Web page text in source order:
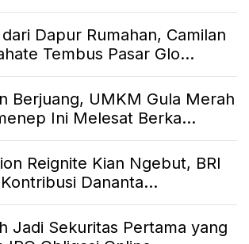
Dapur Rumahan, Camilan
Tembus Pasar Glo...
Berjuang, UMKM Gula Merah
Ini Melesat Berka...
Reignite Kian Ngebut, BRI
Dananta...
Jadi Sekuritas Pertama yang